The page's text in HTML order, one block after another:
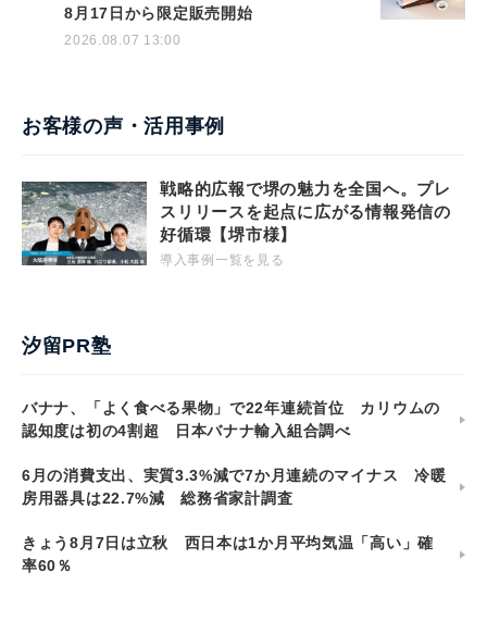
8月17日から限定販売開始
2026.08.07 13:00
お客様の声・活用事例
戦略的広報で堺の魅力を全国へ。プレ
スリリースを起点に広がる情報発信の
好循環【堺市様】
導入事例一覧を見る
汐留PR塾
バナナ、「よく食べる果物」で22年連続首位 カリウムの
認知度は初の4割超 日本バナナ輸入組合調べ
6月の消費支出、実質3.3%減で7か月連続のマイナス 冷暖
房用器具は22.7%減 総務省家計調査
きょう8月7日は立秋 西日本は1か月平均気温「高い」確
率60％